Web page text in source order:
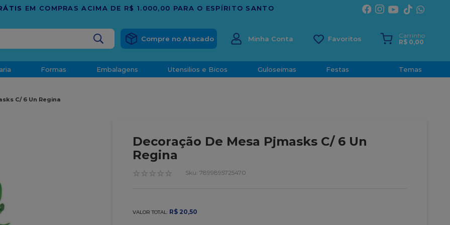
ESPÍRITO SANTO
Minha Conta
Carrinho
R$ 0,00
Formas Embalagens Utensilios e Bicos Guloseimas Festas Temas
C/ 6 Un Regina
Decoração De Mesa Pjmasks C/ 6 Un
Regina
☆ ☆ ☆ ☆ ☆ : 7899895725470
VALOR TOTAL: R$ 20,50